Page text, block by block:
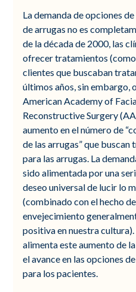
La demanda de opciones
de arrugas no es
de la década de 2000, las
ofrecer tratamientos
clientes que buscaban
últimos años, sin embargo,
American Academy of
Reconstructive Surgery
aumento en el número de
de las arrugas” que
para las arrugas. La
sido alimentada por una
deseo universal de lucir lo
(combinado con el hecho
envejecimiento
positiva en nuestra
alimenta este aumento de
el avance en las opciones
para los pacientes.